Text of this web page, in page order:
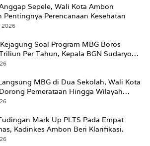
Sepele, Wali Kota Ambon
Pentingnya Perencanaan Kesehatan
2026
Soal Program MBG Boros
Per Tahun, Kepala BGN Sudaryono
MBG di Dua Sekolah, Wali Kota
Pemerataan Hingga Wilayah
Mark Up PLTS Pada Empat
Kadinkes Ambon Beri Klarifikasi.